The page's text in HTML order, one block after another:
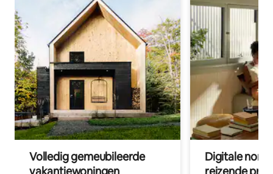
Volledig gemeubileerde
Digitale